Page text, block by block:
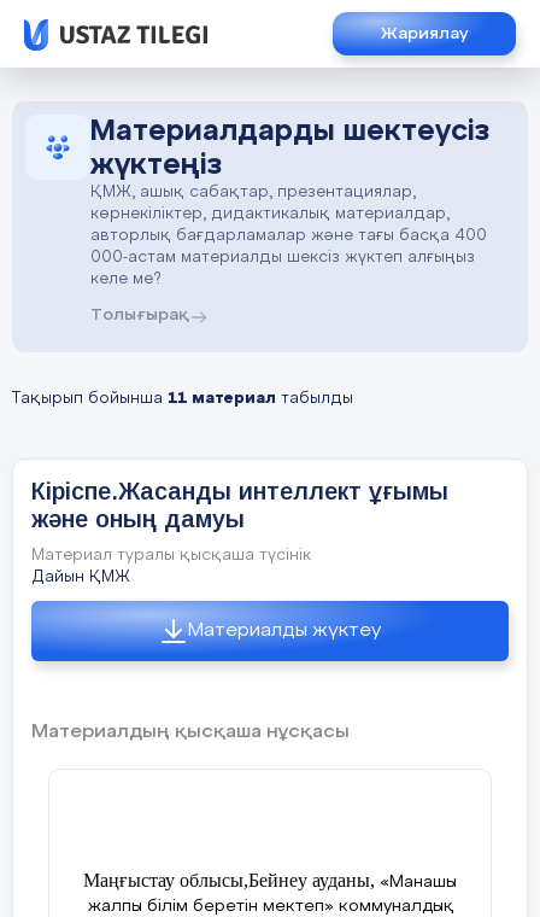
Жариялау
Материалдарды шектеусіз
жүктеңіз
ҚМЖ, ашық сабақтар, презентациялар,
көрнекіліктер, дидактикалық материалдар,
авторлық бағдарламалар және тағы басқа 400
000-астам материалды шексіз жүктеп алғыңыз
келе ме?
Толығырақ
Тақырып бойынша 11 материал табылды
Кіріспе.Жасанды интеллект ұғымы
және оның дамуы
Материал туралы қысқаша түсінік
Дайын ҚМЖ
Материалды жүктеу
Материалдың қысқаша нұсқасы
Маңғыстау облысы,Бейнеу ауданы, «Манашы
жалпы білім беретін мектеп» коммуналдық